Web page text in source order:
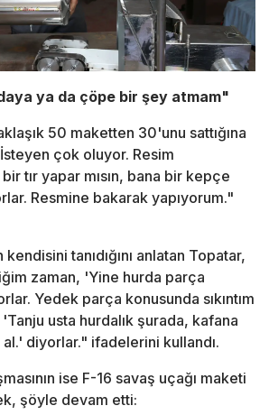
ya da çöpe bir şey atmam"
50 maketten 30'unu sattığına
çok oluyor. Resim
tır yapar mısın, bana bir kepçe
Resmine bakarak yapıyorum."
tanıdığını anlatan Topatar,
zaman, 'Yine hurda parça
Yedek parça konusunda sıkıntım
'Tanju usta hurdalık şurada, kafana
diyorlar." ifadelerini kullandı.
ise F-16 savaş uçağı maketi
şöyle devam etti: